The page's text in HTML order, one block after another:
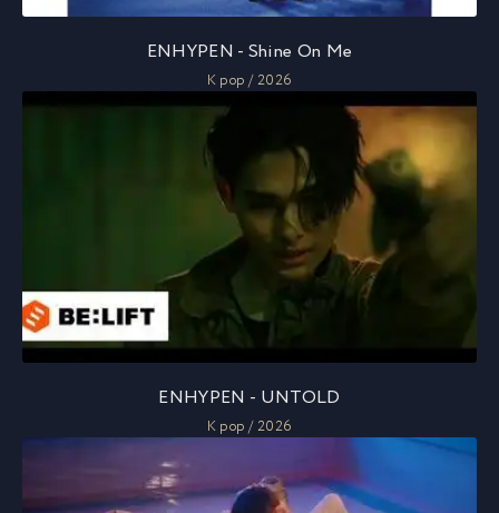
ENHYPEN - Shine On Me
K pop / 2026
ENHYPEN - UNTOLD
K pop / 2026